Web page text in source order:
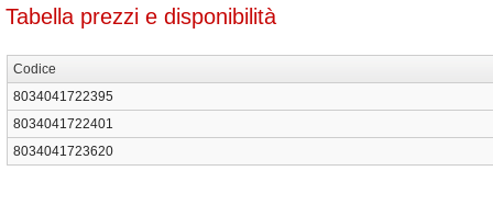
Tabella prezzi e disponibilità
Codice
8034041722395
8034041722401
8034041723620